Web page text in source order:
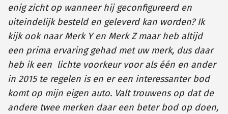
enig zicht op wanneer hij geconfigureerd en
uiteindelijk besteld en geleverd kan worden? Ik
kijk ook naar Merk Y en Merk Z maar heb altijd
een prima ervaring gehad met uw merk, dus daar
heb ik een lichte voorkeur voor als één en ander
in 2015 te regelen is en er een interessanter bod
komt op mijn eigen auto. Valt trouwens op dat de
andere twee merken daar een beter bod op doen,